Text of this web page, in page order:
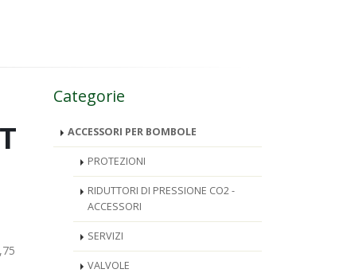
Categorie
ACCESSORI PER BOMBOLE
PROTEZIONI
RIDUTTORI DI PRESSIONE CO2 -
ACCESSORI
SERVIZI
VALVOLE